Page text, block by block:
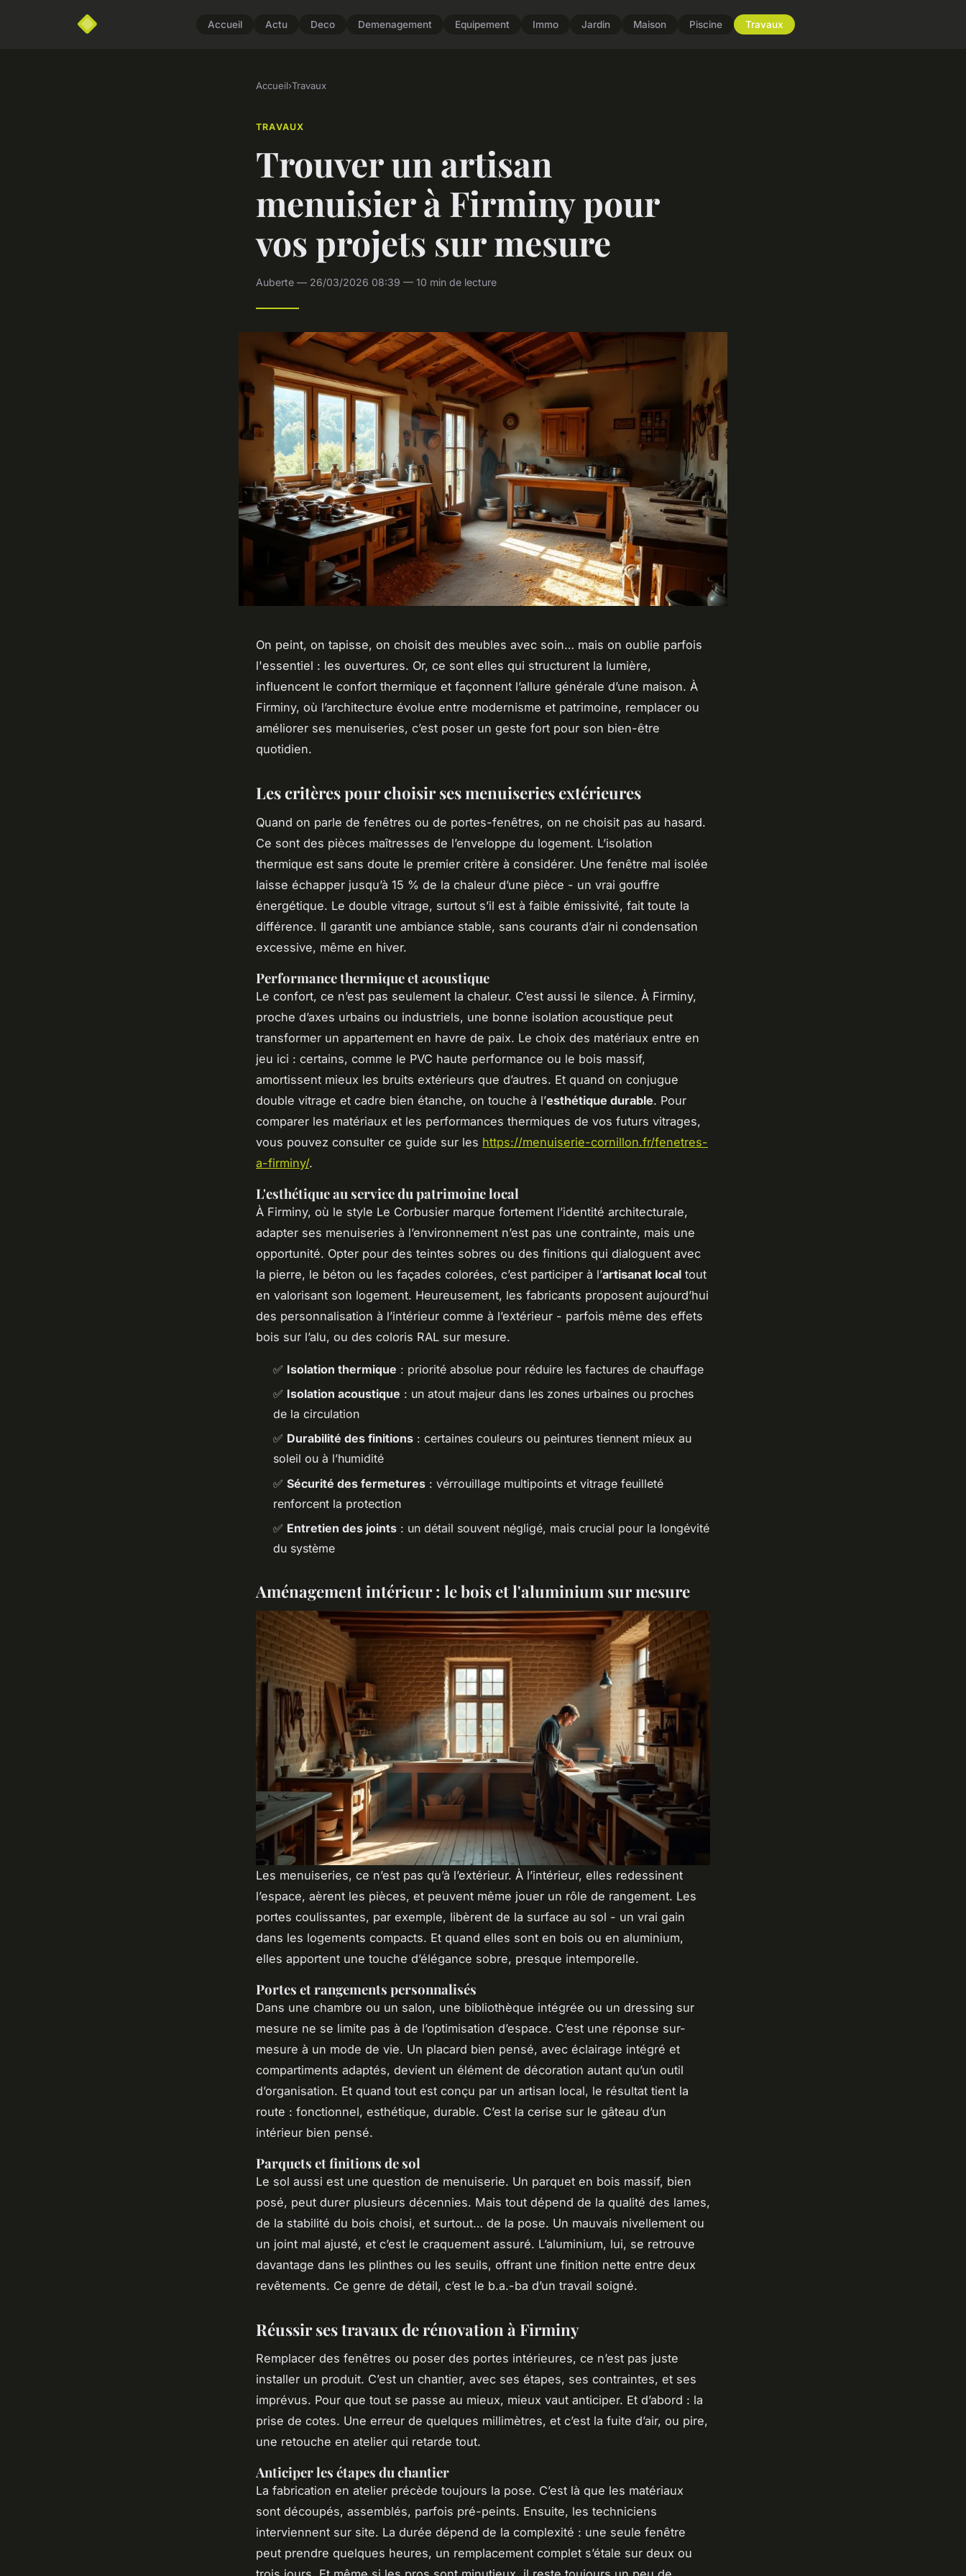
Accueil Actu Deco Demenagement Equipement Immo Jardin Maison Piscine Travaux
Accueil›Travaux
TRAVAUX
Trouver un artisan
menuisier à Firminy pour
vos projets sur mesure
Auberte — 26/03/2026 08:39 — 10 min de lecture
On peint, on tapisse, on choisit des meubles avec soin… mais on oublie parfois
l'essentiel : les ouvertures. Or, ce sont elles qui structurent la lumière,
influencent le confort thermique et façonnent l’allure générale d’une maison. À
Firminy, où l’architecture évolue entre modernisme et patrimoine, remplacer ou
améliorer ses menuiseries, c’est poser un geste fort pour son bien-être
quotidien.
Les critères pour choisir ses menuiseries extérieures
Quand on parle de fenêtres ou de portes-fenêtres, on ne choisit pas au hasard.
Ce sont des pièces maîtresses de l’enveloppe du logement. L’isolation
thermique est sans doute le premier critère à considérer. Une fenêtre mal isolée
laisse échapper jusqu’à 15 % de la chaleur d’une pièce - un vrai gouffre
énergétique. Le double vitrage, surtout s’il est à faible émissivité, fait toute la
différence. Il garantit une ambiance stable, sans courants d’air ni condensation
excessive, même en hiver.
Performance thermique et acoustique
Le confort, ce n’est pas seulement la chaleur. C’est aussi le silence. À Firminy,
proche d’axes urbains ou industriels, une bonne isolation acoustique peut
transformer un appartement en havre de paix. Le choix des matériaux entre en
jeu ici : certains, comme le PVC haute performance ou le bois massif,
amortissent mieux les bruits extérieurs que d’autres. Et quand on conjugue
double vitrage et cadre bien étanche, on touche à l’esthétique durable. Pour
comparer les matériaux et les performances thermiques de vos futurs vitrages,
vous pouvez consulter ce guide sur les https://menuiserie-cornillon.fr/fenetres-
a-firminy/.
L'esthétique au service du patrimoine local
À Firminy, où le style Le Corbusier marque fortement l’identité architecturale,
adapter ses menuiseries à l’environnement n’est pas une contrainte, mais une
opportunité. Opter pour des teintes sobres ou des finitions qui dialoguent avec
la pierre, le béton ou les façades colorées, c’est participer à l’artisanat local tout
en valorisant son logement. Heureusement, les fabricants proposent aujourd’hui
des personnalisation à l’intérieur comme à l’extérieur - parfois même des effets
bois sur l’alu, ou des coloris RAL sur mesure.
✅ Isolation thermique : priorité absolue pour réduire les factures de chauffage
✅ Isolation acoustique : un atout majeur dans les zones urbaines ou proches
de la circulation
✅ Durabilité des finitions : certaines couleurs ou peintures tiennent mieux au
soleil ou à l’humidité
✅ Sécurité des fermetures : vérrouillage multipoints et vitrage feuilleté
renforcent la protection
✅ Entretien des joints : un détail souvent négligé, mais crucial pour la longévité
du système
Aménagement intérieur : le bois et l'aluminium sur mesure
Les menuiseries, ce n’est pas qu’à l’extérieur. À l’intérieur, elles redessinent
l’espace, aèrent les pièces, et peuvent même jouer un rôle de rangement. Les
portes coulissantes, par exemple, libèrent de la surface au sol - un vrai gain
dans les logements compacts. Et quand elles sont en bois ou en aluminium,
elles apportent une touche d’élégance sobre, presque intemporelle.
Portes et rangements personnalisés
Dans une chambre ou un salon, une bibliothèque intégrée ou un dressing sur
mesure ne se limite pas à de l’optimisation d’espace. C’est une réponse sur-
mesure à un mode de vie. Un placard bien pensé, avec éclairage intégré et
compartiments adaptés, devient un élément de décoration autant qu’un outil
d’organisation. Et quand tout est conçu par un artisan local, le résultat tient la
route : fonctionnel, esthétique, durable. C’est la cerise sur le gâteau d’un
intérieur bien pensé.
Parquets et finitions de sol
Le sol aussi est une question de menuiserie. Un parquet en bois massif, bien
posé, peut durer plusieurs décennies. Mais tout dépend de la qualité des lames,
de la stabilité du bois choisi, et surtout… de la pose. Un mauvais nivellement ou
un joint mal ajusté, et c’est le craquement assuré. L’aluminium, lui, se retrouve
davantage dans les plinthes ou les seuils, offrant une finition nette entre deux
revêtements. Ce genre de détail, c’est le b.a.-ba d’un travail soigné.
Réussir ses travaux de rénovation à Firminy
Remplacer des fenêtres ou poser des portes intérieures, ce n’est pas juste
installer un produit. C’est un chantier, avec ses étapes, ses contraintes, et ses
imprévus. Pour que tout se passe au mieux, mieux vaut anticiper. Et d’abord : la
prise de cotes. Une erreur de quelques millimètres, et c’est la fuite d’air, ou pire,
une retouche en atelier qui retarde tout.
Anticiper les étapes du chantier
La fabrication en atelier précède toujours la pose. C’est là que les matériaux
sont découpés, assemblés, parfois pré-peints. Ensuite, les techniciens
interviennent sur site. La durée dépend de la complexité : une seule fenêtre
peut prendre quelques heures, un remplacement complet s’étale sur deux ou